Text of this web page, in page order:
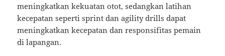
meningkatkan kekuatan otot, sedangkan latihan
kecepatan seperti sprint dan agility drills dapat
meningkatkan kecepatan dan responsifitas pemain
di lapangan.